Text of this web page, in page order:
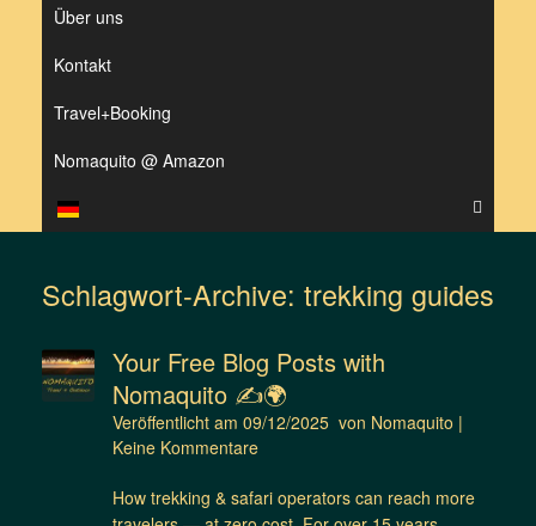
Über uns
Kontakt
Travel+Booking
Nomaquito @ Amazon
Schlagwort-Archive: trekking guides
Your Free Blog Posts with
Nomaquito ✍️🌍
Veröffentlicht am 09/12/2025 von Nomaquito |
Keine Kommentare
How trekking & safari operators can reach more